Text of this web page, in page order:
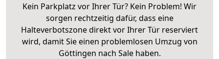
Kein Parkplatz vor Ihrer Tür? Kein Problem! Wir
sorgen rechtzeitig dafür, dass eine
Halteverbotszone direkt vor Ihrer Tür reserviert
wird, damit Sie einen problemlosen Umzug von
Göttingen nach Sale haben.